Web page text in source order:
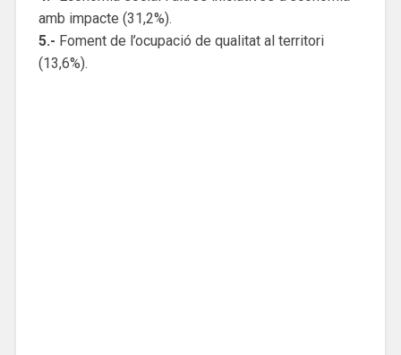
amb impacte (31,2%).
5.- Foment de l’ocupació de qualitat al territori
(13,6%).